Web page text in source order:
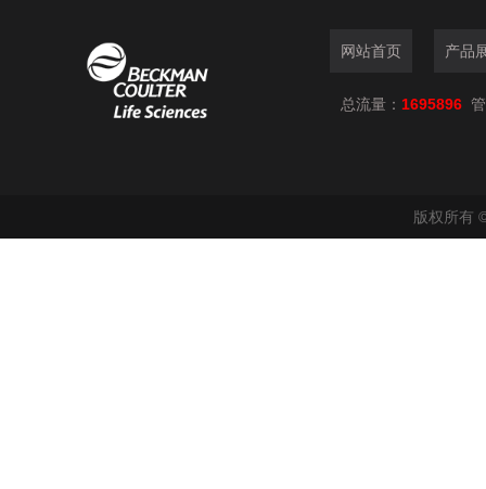
网站首页 产品
总流量： 1695896
版权所有